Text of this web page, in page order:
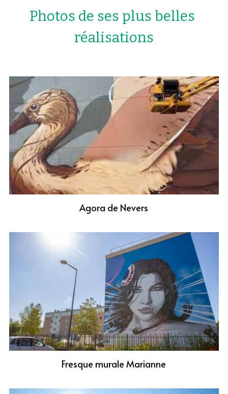
Photos de ses plus belles
réalisations
Agora de Nevers
Fresque murale Marianne